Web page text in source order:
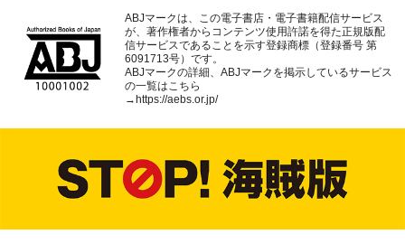
ABJマークは、この電子書店・電子書籍配信サービス
が、著作権者からコンテンツ使用許諾を得た正規版配
信サービスであることを示す登録商標（登録番号 第
6091713号）です。
ABJマークの詳細、ABJマークを掲示しているサービス
の一覧はこちら
→https://aebs.or.jp/